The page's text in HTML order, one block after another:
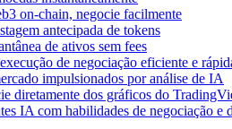
on-chain, negocie facilmente
antecipada de tokens
de ativos sem fees
de negociação eficiente e
impulsionados por análise de IA
diretamente dos gráficos do
IA com habilidades de negociação e